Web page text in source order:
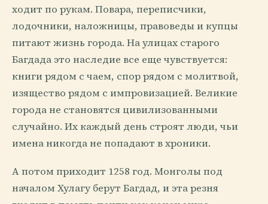
ходит по рукам. Повара, переписчики,
лодочники, наложницы, правоведы и купцы
питают жизнь города. На улицах старого
Багдада это наследие все еще чувствуется:
книги рядом с чаем, спор рядом с молитвой,
изящество рядом с импровизацией. Великие
города не становятся цивилизованными
случайно. Их каждый день строят люди, чьи
имена никогда не попадают в хроники.
А потом приходит 1258 год. Монголы под
началом Хулагу берут Багдад, и эта резня